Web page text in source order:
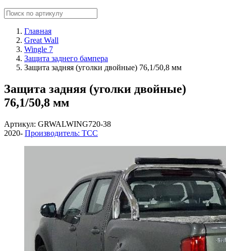
Главная
Great Wall
Wingle 7
Защита заднего бампера
Защита задняя (уголки двойные) 76,1/50,8 мм
Защита задняя (уголки двойные)
76,1/50,8 мм
Артикул: GRWALWING720-38
2020- Производитель: ТСС